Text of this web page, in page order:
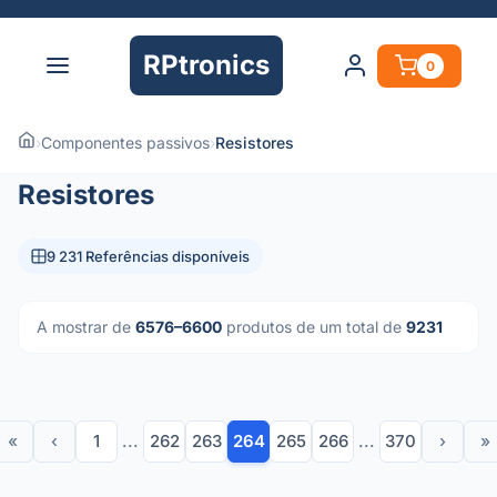
RPtronics 0
›Componentes passivos›Resistores
Resistores
9 231 Referências disponíveis
A mostrar de 6576–6600 produtos de um total de 9231
« ‹ 1 ... 262 263 264 265 266 ... 370 › »